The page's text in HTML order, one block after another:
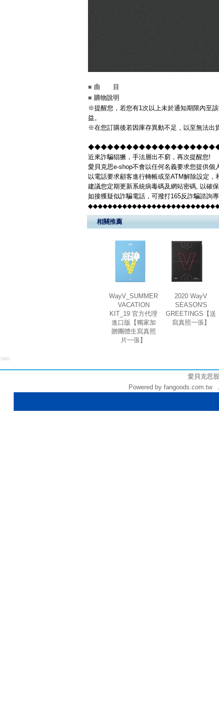
■ 曲 目
■ 購物說明
※提醒您，若您有1次以上未於通知期限內至
益。
※在您訂購後若因庫存異動不足，以至無法出
◆◆◆◆◆◆◆◆◆◆◆◆◆◆◆◆◆◆◆◆◆◆◆◆
近來詐騙猖獗，手法層出不窮，再次提醒您!
愛貝克思e-shop不會以任何名義要求您提供個
以電話要求顧客進行轉帳或至ATM解除設定
建議您定期更新系統病毒碼及網站密碼, 以確
如接獲疑似詐騙電話，可撥打165反詐騙諮詢
相關推薦
WayV_SUMMER
VACATION
KIT_19 官方代理
進口版【獨家加
贈團體生寫真照
片一張】
2020 WayV
SEASON'S
GREETINGS【送
寫真照一張】
3400
愛貝克思
Powered by fangoods.com.tw 風谷